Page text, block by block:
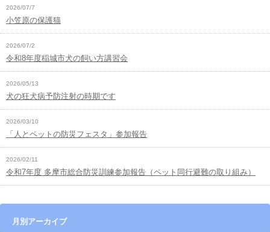
2026/07/7
小笠原の保護猫
2026/07/2
令和8年度稲城市犬の飼い方講習会
2026/05/13
犬の狂犬病予防注射の時期です
2026/03/10
「人とペットの防災フェスタ」参加報告
2026/02/11
令和7年度 多摩市総合防災訓練参加報告（ペット同行避難の取り組み）
月別アーカイブ